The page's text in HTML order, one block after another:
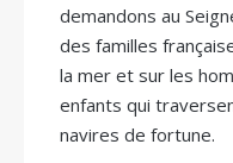
demandons au
des familles
la mer et sur les
enfants qui
navires de fortune.